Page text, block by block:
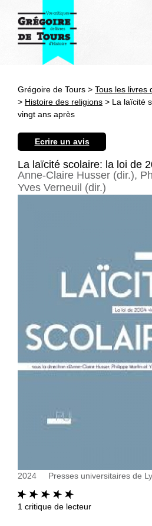
Antiquité
Grégoire de Tours > Tous les livres
> Histoire des religions > La laïcité
vingt ans après
Ecrire un avis
La laïcité scolaire: la loi de
Anne-Claire Husser (dir.),
Yves Verneuil (dir.)
2024 Presses universitaires de
1 critique de lecteur